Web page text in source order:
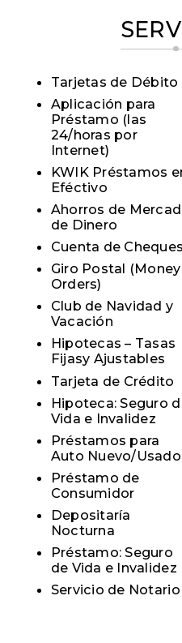
Tarjetas de Débito
Aplicación para
Préstamo (las
24/horas por
Internet)
KWIK Préstamos
Eféctivo
Ahorros de
de Dinero
Cuenta de Cheques
Giro Postal (Money
Orders)
Club de Navidad y
Vacación
Hipotecas – Tasas
Fijasy Ajustables
Tarjeta de Crédito
Hipoteca: Seguro
Vida e Invalidez
Préstamos para
Auto Nuevo/Usado
Préstamo de
Consumidor
Depositaría
Nocturna
Préstamo: Seguro
de Vida e Invalidez
Servicio de Notario